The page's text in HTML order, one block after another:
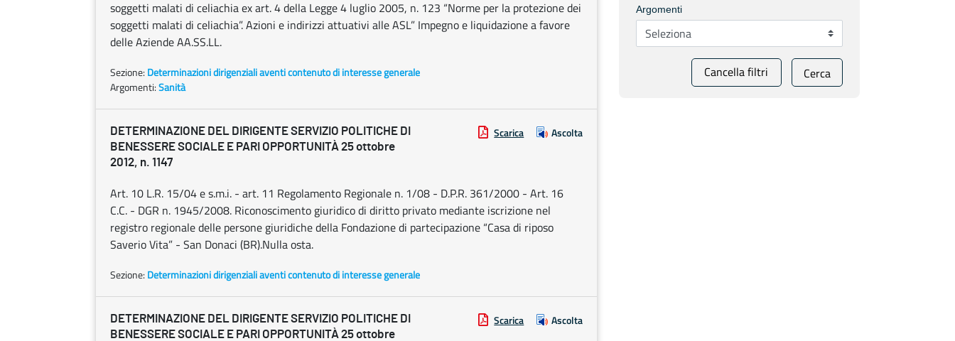
soggetti malati di celiachia ex art. 4 della Legge 4 luglio 2005, n. 123 “Norme per la protezione dei
soggetti malati di celiachia”. Azioni e indirizzi attuativi alle ASL” Impegno e liquidazione a favore
delle Aziende AA.SS.LL.
Sezione: Determinazioni dirigenziali aventi contenuto di interesse generale
Argomenti:Sanità
DETERMINAZIONE DEL DIRIGENTE SERVIZIO POLITICHE DI
BENESSERE SOCIALE E PARI OPPORTUNITÀ 25 ottobre
2012, n. 1147
Scarica Ascolta
Art. 10 L.R. 15/04 e s.m.i. - art. 11 Regolamento Regionale n. 1/08 - D.P.R. 361/2000 - Art. 16
C.C. - DGR n. 1945/2008. Riconoscimento giuridico di diritto privato mediante iscrizione nel
registro regionale delle persone giuridiche della Fondazione di partecipazione “Casa di riposo
Saverio Vita” - San Donaci (BR).Nulla osta.
Sezione: Determinazioni dirigenziali aventi contenuto di interesse generale
DETERMINAZIONE DEL DIRIGENTE SERVIZIO POLITICHE DI
BENESSERE SOCIALE E PARI OPPORTUNITÀ 25 ottobre
Scarica Ascolta
Argomenti
Cancella filtri Cerca